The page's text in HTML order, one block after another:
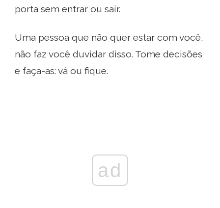
porta sem entrar ou sair.
Uma pessoa que não quer estar com você,
não faz você duvidar disso. Tome decisões
e faça-as: vá ou fique.
ad